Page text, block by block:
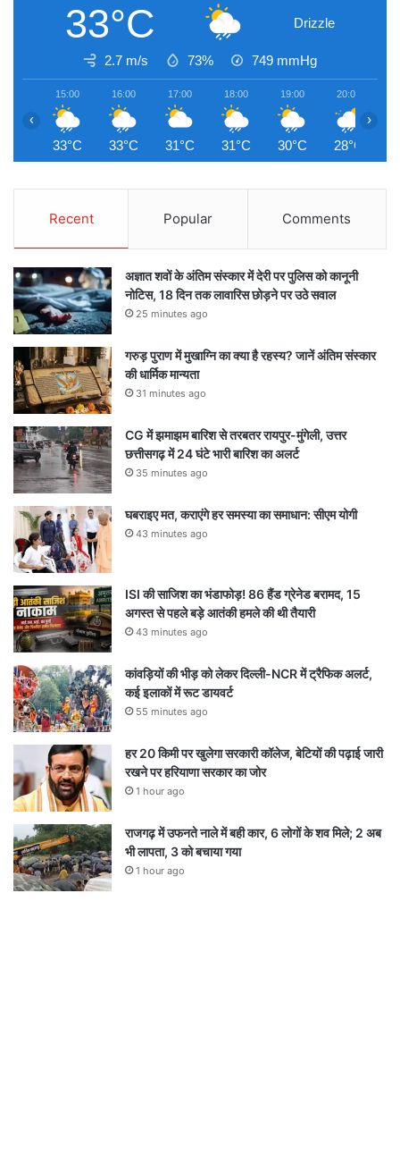
33°C Drizzle
2.7 m/s 73% 749 mmHg
15:00
33°C
16:00
33°C
17:00
31°C
18:00
31°C
19:00
30°C
20:00
28°C
‹ ›
Recent Popular Comments
अज्ञात शवों के अंतिम संस्कार में देरी पर पुलिस को कानूनी
नोटिस, 18 दिन तक लावारिस छोड़ने पर उठे सवाल
25 minutes ago
गरुड़ पुराण में मुखाग्नि का क्या है रहस्य? जानें अंतिम संस्कार
की धार्मिक मान्यता
31 minutes ago
CG में झमाझम बारिश से तरबतर रायपुर-मुंगेली, उत्तर
छत्तीसगढ़ में 24 घंटे भारी बारिश का अलर्ट
35 minutes ago
घबराइए मत, कराएंगे हर समस्या का समाधान: सीएम योगी
43 minutes ago
ISI की साजिश का भंडाफोड़! 86 हैंड ग्रेनेड बरामद, 15
अगस्त से पहले बड़े आतंकी हमले की थी तैयारी
43 minutes ago
कांवड़ियों की भीड़ को लेकर दिल्ली-NCR में ट्रैफिक अलर्ट,
कई इलाकों में रूट डायवर्ट
55 minutes ago
हर 20 किमी पर खुलेगा सरकारी कॉलेज, बेटियों की पढ़ाई जारी
रखने पर हरियाणा सरकार का जोर
1 hour ago
राजगढ़ में उफनते नाले में बही कार, 6 लोगों के शव मिले; 2 अब
भी लापता, 3 को बचाया गया
1 hour ago